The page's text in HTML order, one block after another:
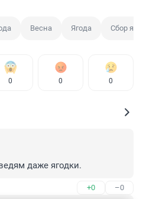
Весна Ягода Сбор
0 0 0
даже ягодки.
+0 –0